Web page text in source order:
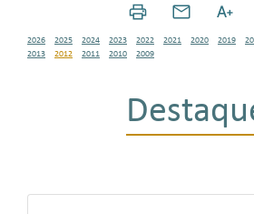
2026 2025 2024 2023 2022 2021 2020 2019
2013
2012 2011 2010 2009